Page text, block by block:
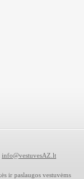
info@vestuvesAZ.lt
ir paslaugos vestuvėms